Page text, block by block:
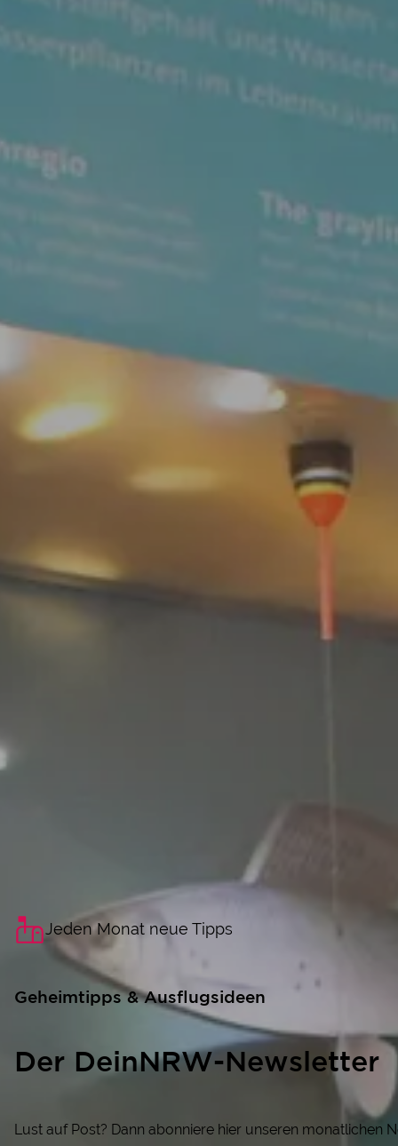
Jeden Monat neue Tipps
Geheimtipps & Ausflugsideen
Der DeinNRW-Newsletter
Lust auf Post? Dann abonniere hier unseren monatlichen